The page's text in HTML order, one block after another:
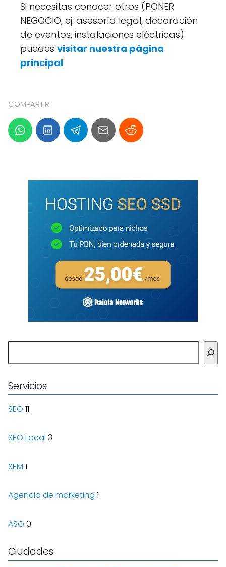
Si necesitas conocer otros (PONER
NEGOCIO, ej: asesoría legal, decoración
de eventos, instalaciones eléctricas)
puedes visitar nuestra página
principal.
COMPARTIR
Servicios
SEO 11
SEO Local 3
SEM 1
Agencia de marketing 1
ASO 0
Ciudades